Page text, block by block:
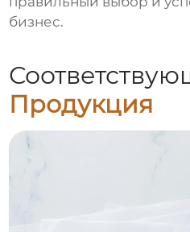
бизнес.
Продукция